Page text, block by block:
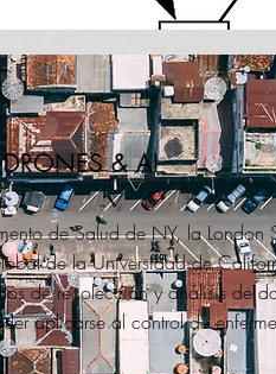
& AI
de Salud de NY, la London
de la Universidad de
de recolección y análisis de
aplicarse al control de